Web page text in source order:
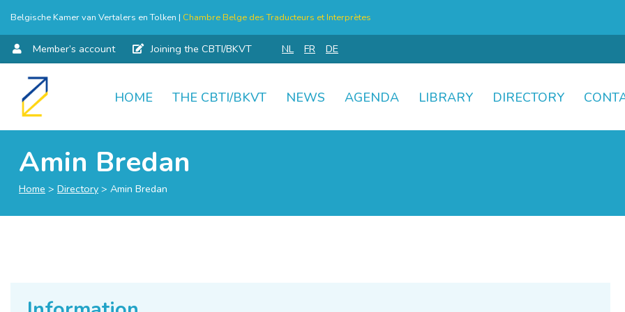
Belgische Kamer van Vertalers en Tolken | Chambre Belge des Traducteurs et Interprètes
Member’s account Joining the CBTI/BKVT NL FR DE
Skip
HOME THE CBTI/BKVT NEWS AGENDA LIBRARY DIRECTORY
Amin Bredan
Home > Directory > Amin Bredan